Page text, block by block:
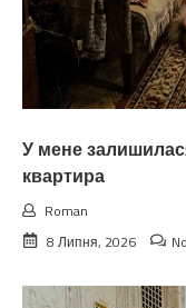
У мене
квартира
Roman
8 Липня, 2026